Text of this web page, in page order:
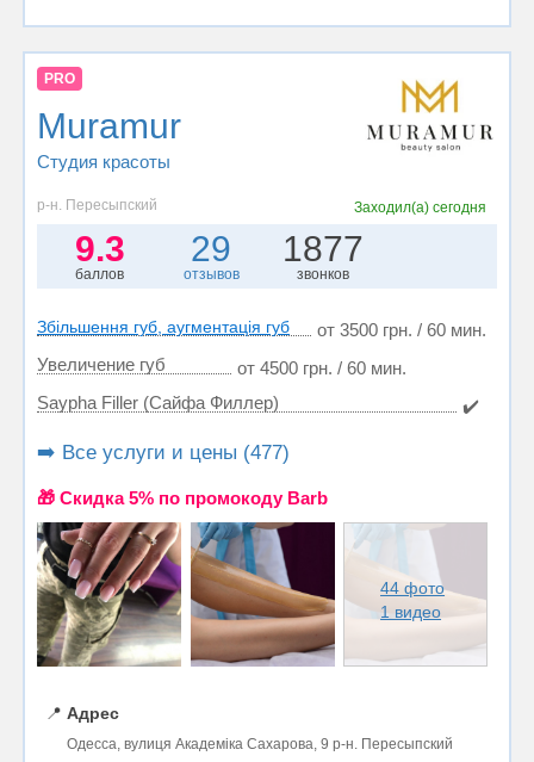
PRO
Muramur
Студия красоты
р-н. Пересыпский Заходил(а)сегодня
9.3
баллов
29
отзывов
1877
звонков
Збільшення губ, аугментація губ
от 3500 грн. / 60 мин.
Увеличение губ
от 4500 грн. / 60 мин.
Saypha Filler (Сайфа Филлер)
✔️
➡️ Все услуги и цены (477)
🎁 Cкидка 5% по промокоду Barb
44 фото
1 видео
📍 Адрес
Одесса, вулиця Академіка Сахарова, 9 р-н. Пересыпский